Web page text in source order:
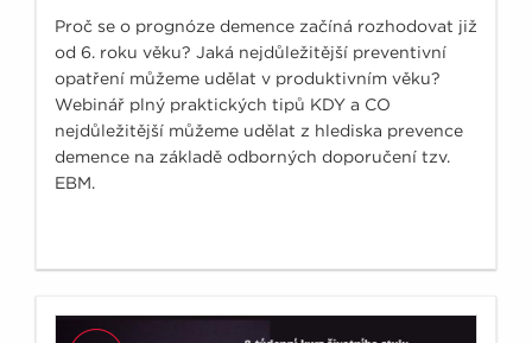
Proč se o prognóze demence začíná rozhodovat již
od 6. roku věku? Jaká nejdůležitější preventivní
opatření můžeme udělat v produktivním věku?
Webinář plný praktických tipů KDY a CO
nejdůležitější můžeme udělat z hlediska prevence
demence na základě odborných doporučení tzv.
EBM.